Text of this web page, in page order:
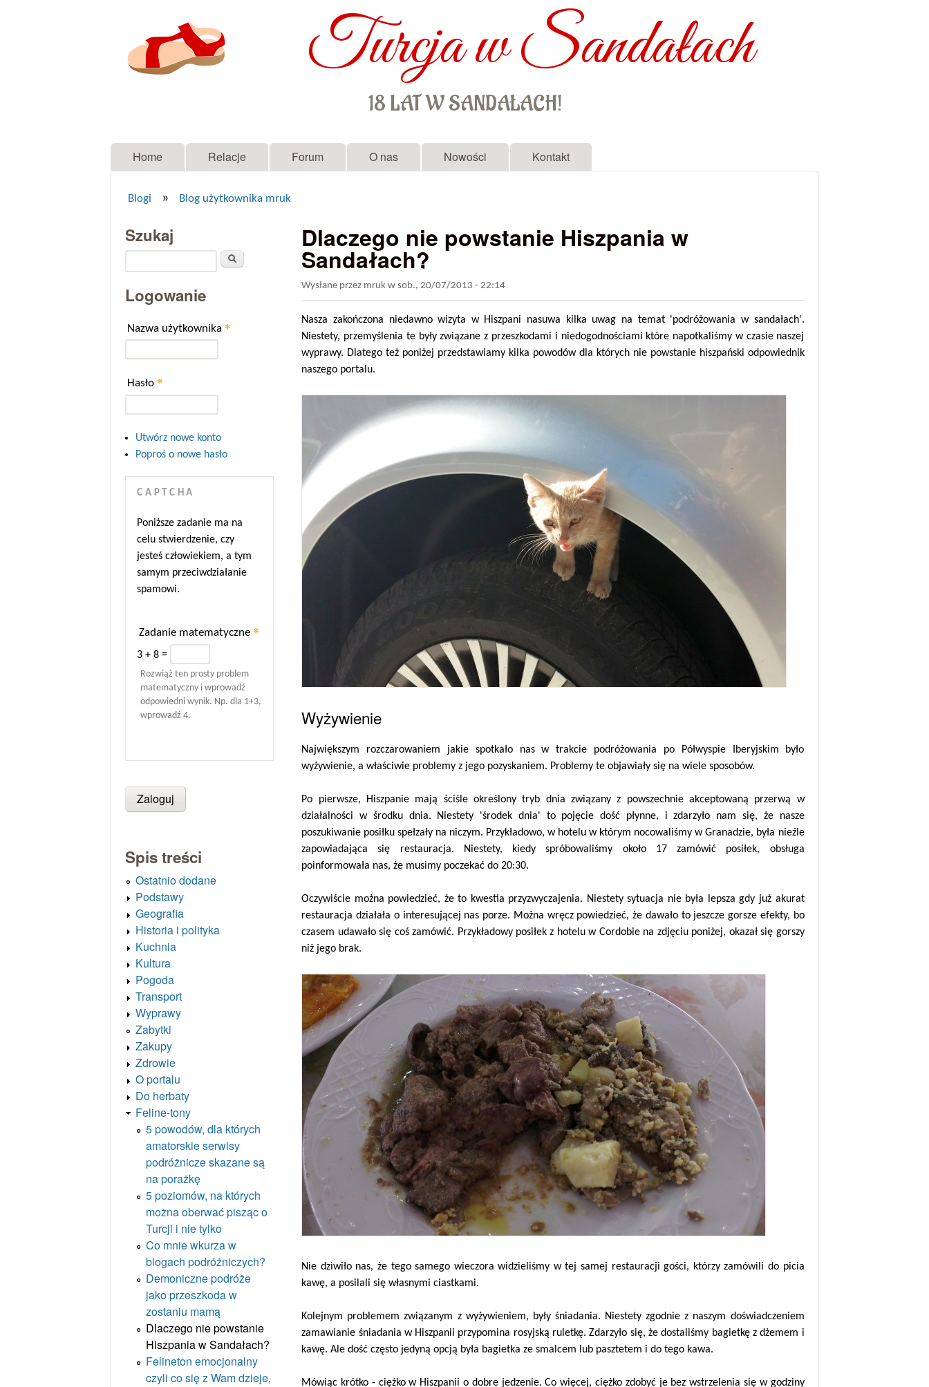
Turcja w Sandałach
18 LAT W SANDAŁACH!
Menu główne
Home Relacje Forum O nas Nowości Kontakt
Blogi » Blog użytkownika mruk
Dlaczego nie powstanie Hiszpania w
Sandałach?
Wysłane przez mruk wsob., 20/07/2013 - 22:14
Nasza zakończona niedawno wizyta w Hiszpani nasuwa kilka uwag na temat 'podróżowania w sandałach'.
Niestety, przemyślenia te były związane z przeszkodami i niedogodnościami które napotkaliśmy w czasie naszej
wyprawy. Dlatego też poniżej przedstawiamy kilka powodów dla których nie powstanie hiszpański odpowiednik
naszego portalu.
Wyżywienie
Największym rozczarowaniem jakie spotkało nas w trakcie podróżowania po Półwyspie Iberyjskim było
wyżywienie, a właściwie problemy z jego pozyskaniem. Problemy te objawiały się na wiele sposobów.
Po pierwsze, Hiszpanie mają ściśle określony tryb dnia związany z powszechnie akceptowaną przerwą w
działalności w środku dnia. Niestety 'środek dnia' to pojęcie dość płynne, i zdarzyło nam się, że nasze
poszukiwanie posiłku spełzały na niczym. Przykładowo, w hotelu w którym nocowaliśmy w Granadzie, była nieźle
zapowiadająca się restauracja. Niestety, kiedy spróbowaliśmy około 17 zamówić posiłek, obsługa
poinformowała nas, że musimy poczekać do 20:30.
Oczywiście można powiedzieć, że to kwestia przyzwyczajenia. Niestety sytuacja nie była lepsza gdy już akurat
restauracja działała o interesującej nas porze. Można wręcz powiedzieć, że dawało to jeszcze gorsze efekty, bo
czasem udawało się coś zamówić. Przykładowy posiłek z hotelu w Cordobie na zdjęciu poniżej, okazał się gorszy
niż jego brak.
Nie dziwiło nas, że tego samego wieczora widzieliśmy w tej samej restauracji gości, którzy zamówili do picia
kawę, a posilali się własnymi ciastkami.
Kolejnym problemem związanym z wyżywieniem, były śniadania. Niestety zgodnie z naszym doświadczeniem
zamawianie śniadania w Hiszpanii przypomina rosyjską ruletkę. Zdarzyło się, że dostaliśmy bagietkę z dżemem i
kawę. Ale dość często jedyną opcją była bagietka ze smalcem lub pasztetem i do tego kawa.
Mówiąc krótko - ciężko w Hiszpanii o dobre jedzenie. Co więcej, ciężko zdobyć je bez wstrzelenia się w godziny
Szukaj
Logowanie
Nazwa użytkownika *
Hasło *
Utwórz nowe konto
Poproś o nowe hasło
CAPTCHA
Poniższe zadanie ma na
celu stwierdzenie, czy
jesteś człowiekiem, a tym
samym przeciwdziałanie
spamowi.
Zadanie matematyczne *
3 + 8 =
Rozwiąż ten prosty problem
matematyczny i wprowadź
odpowiedni wynik. Np. dla 1+3,
wprowadź 4.
Spis treści
Ostatnio dodane
Podstawy
Geografia
Historia i polityka
Kuchnia
Kultura
Pogoda
Transport
Wyprawy
Zabytki
Zakupy
Zdrowie
O portalu
Do herbaty
Feline-tony
5 powodów, dla których
amatorskie serwisy
podróżnicze skazane są
na porażkę
5 poziomów, na których
można oberwać pisząc o
Turcji i nie tylko
Co mnie wkurza w
blogach podróżniczych?
Demoniczne podróże
jako przeszkoda w
zostaniu mamą
Dlaczego nie powstanie
Hiszpania w Sandałach?
Felineton emocjonalny
czyli co się z Wam dzieje,